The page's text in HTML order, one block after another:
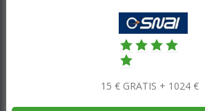
15 € GRATIS + 1024 €